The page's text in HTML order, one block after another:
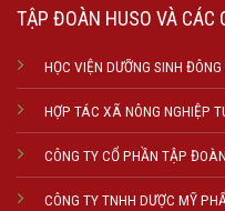
TẬP ĐOÀN HUSO VÀ CÁC
HỌC VIỆN DƯỠNG SINH ĐÔNG
HỢP TÁC XÃ NÔNG NGHIỆP
CÔNG TY CỔ PHẦN TẬP
CÔNG TY TNHH DƯỢC MỸ